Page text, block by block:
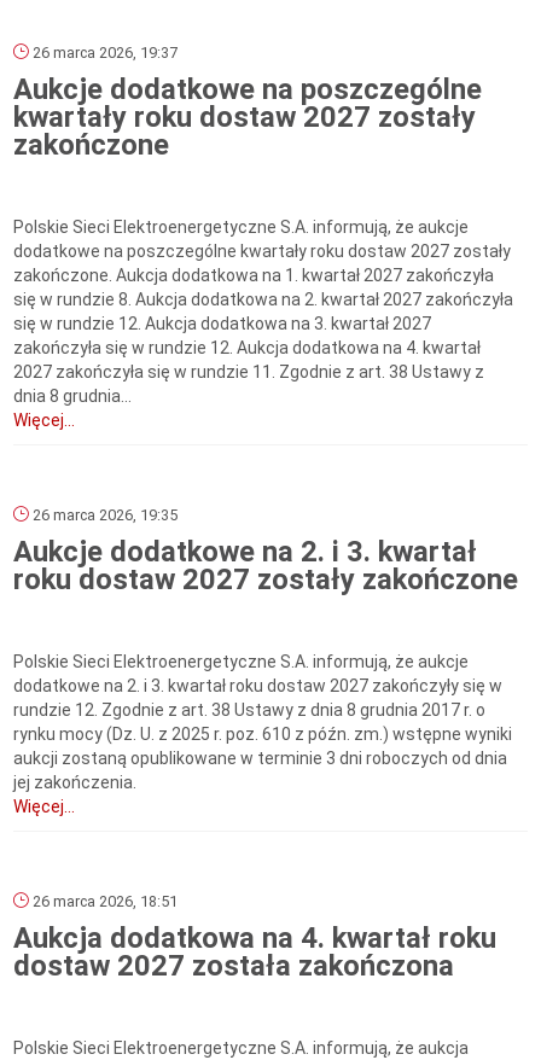
26 marca 2026, 19:37
Aukcje dodatkowe na poszczególne
kwartały roku dostaw 2027 zostały
zakończone
Polskie Sieci Elektroenergetyczne S.A. informują, że aukcje
dodatkowe na poszczególne kwartały roku dostaw 2027 zostały
zakończone. Aukcja dodatkowa na 1. kwartał 2027 zakończyła
się w rundzie 8. Aukcja dodatkowa na 2. kwartał 2027 zakończyła
się w rundzie 12. Aukcja dodatkowa na 3. kwartał 2027
zakończyła się w rundzie 12. Aukcja dodatkowa na 4. kwartał
2027 zakończyła się w rundzie 11. Zgodnie z art. 38 Ustawy z
dnia 8 grudnia...
Więcej...
26 marca 2026, 19:35
Aukcje dodatkowe na 2. i 3. kwartał
roku dostaw 2027 zostały zakończone
Polskie Sieci Elektroenergetyczne S.A. informują, że aukcje
dodatkowe na 2. i 3. kwartał roku dostaw 2027 zakończyły się w
rundzie 12. Zgodnie z art. 38 Ustawy z dnia 8 grudnia 2017 r. o
rynku mocy (Dz. U. z 2025 r. poz. 610 z późn. zm.) wstępne wyniki
aukcji zostaną opublikowane w terminie 3 dni roboczych od dnia
jej zakończenia.
Więcej...
26 marca 2026, 18:51
Aukcja dodatkowa na 4. kwartał roku
dostaw 2027 została zakończona
Polskie Sieci Elektroenergetyczne S.A. informują, że aukcja